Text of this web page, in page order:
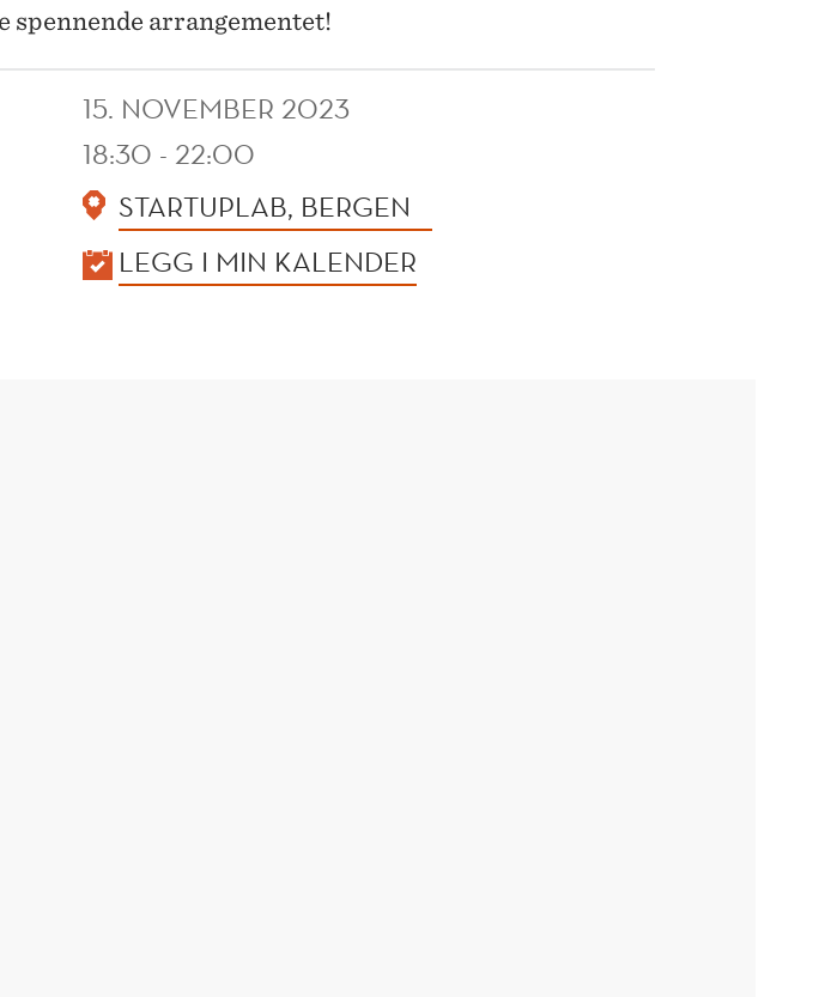
spennende arrangementet!
15. NOVEMBER 2023
18:30 - 22:00
STARTUPLAB, BERGEN
LEGG I MIN KALENDER